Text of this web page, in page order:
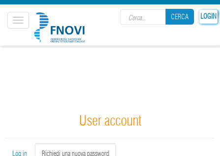
LOGIN
CERCA
Toggle
navigation
User account
Log in Richiedi una nuova password